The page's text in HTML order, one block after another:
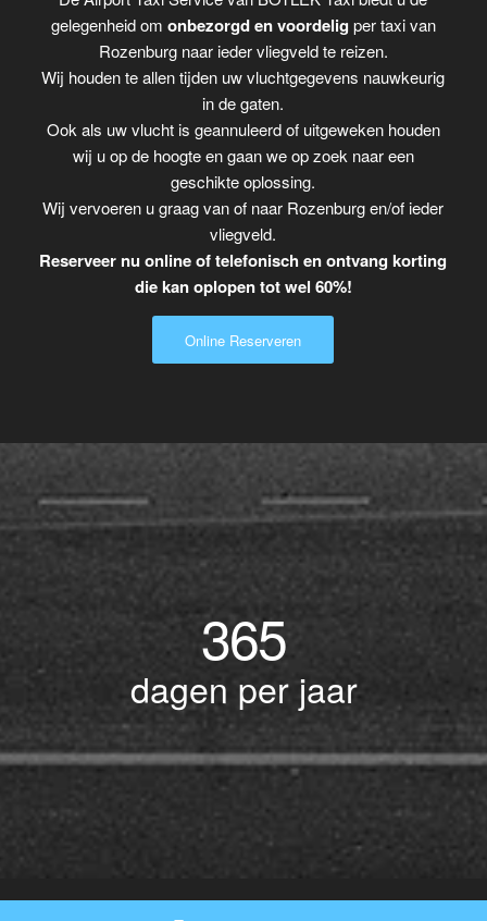
gelegenheid om onbezorgd en voordelig per taxi van
Rozenburg naar ieder vliegveld te reizen.
Wij houden te allen tijden uw vluchtgegevens nauwkeurig
in de gaten.
Ook als uw vlucht is geannuleerd of uitgeweken houden
wij u op de hoogte en gaan we op zoek naar een
geschikte oplossing.
Wij vervoeren u graag van of naar Rozenburg en/of ieder
vliegveld.
Reserveer nu online of telefonisch en ontvang korting
die kan oplopen tot wel 60%!
Online Reserveren
365
dagen per jaar